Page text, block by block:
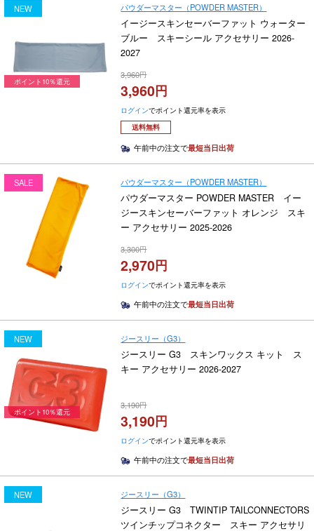
NEW パウダーマスター（POWDER MASTER）
イージースキンセーバーファット ウォーター
ブルー スキーシール アクセサリー 2026-
2027
3,960
3,960
ログインでポイント還元率を表示
送料無料
ポイント10％還元
午前中の注文で最短当日出荷
SALE パウダーマスター（POWDER MASTER）
パウダーマスター POWDER MASTER イー
ジースキンセーバーファット オレンジ スキ
ー アクセサリー 2025-2026
3,300
2,970
ログインでポイント還元率を表示
午前中の注文で最短当日出荷
NEW ジースリー（G3）
ジースリー G3 スキンワックス キット ス
キー アクセサリー 2026-2027
3,190
3,190
ログインでポイント還元率を表示
ポイント10％還元
午前中の注文で最短当日出荷
NEW ジースリー（G3）
ジースリー G3 TWINTIP TAILCONNECTORS
ツインチップコネクター スキー アクセサリ